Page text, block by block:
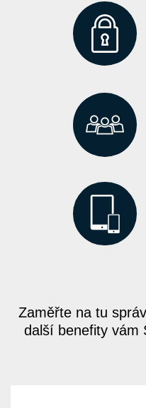
Zaměřte na tu
další benefity vám